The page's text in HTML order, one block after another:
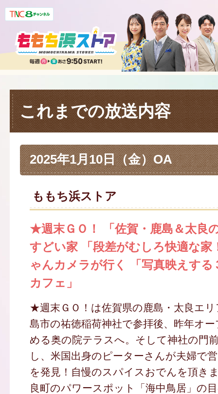
これまでの放送内容
2025年1月10日（金）OA
ももち浜ストア
★週末ＧＯ！ 「佐賀・鹿島＆太良
すどい家 「段差がむしろ快適な
ゃんカメラが行く 「写真映えする
カフェ」
★週末ＧＯ！は佐賀県の鹿島・太良エ
島市の祐徳稲荷神社で参拝後、昨年オ
める奥の院テラスへ。そして神社の門
し、米国出身のピーターさんが夫婦で
を発見！自慢のスパイスおでんを頂き
良町のパワースポット「海中鳥居」の